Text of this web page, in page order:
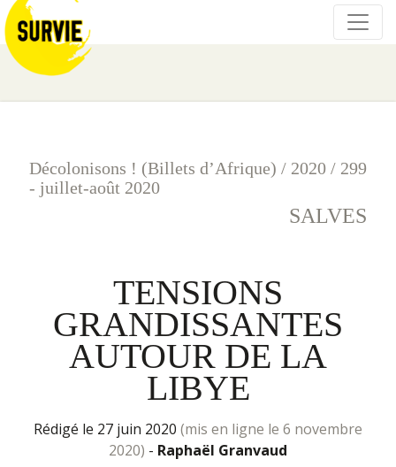
Décolonisons ! (Billets d’Afrique) / 2020 / 299
- juillet-août 2020
SALVES
TENSIONS
GRANDISSANTES
AUTOUR DE LA
LIBYE
rédigé le 27 juin 2020 (mis en ligne le 6 novembre
2020) - Raphaël Granvaud